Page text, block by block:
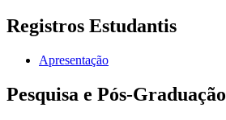
Registros Estudantis
Apresentação
Pesquisa e Pós-Graduação